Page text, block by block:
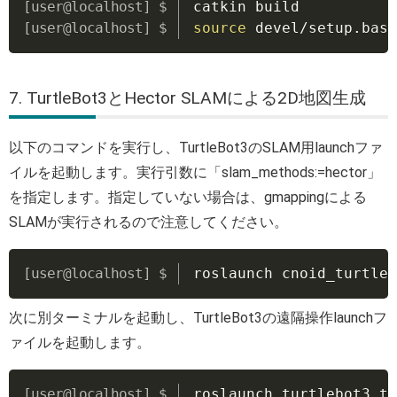
catkin build
source devel/setup.bash
7. TurtleBot3とHector SLAMによる2D地図生成
以下のコマンドを実行し、TurtleBot3のSLAM用launchファ
イルを起動します。実行引数に「slam_methods:=hector」
を指定します。指定していない場合は、gmappingによる
SLAMが実行されるので注意してください。
roslaunch Copy
次に別ターミナルを起動し、TurtleBot3の遠隔操作launchフ
ァイルを起動します。
Copy